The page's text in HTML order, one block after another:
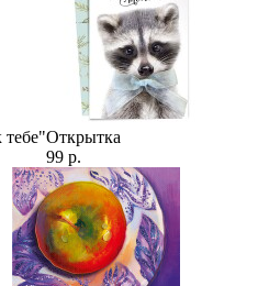
Открытка
99 р.